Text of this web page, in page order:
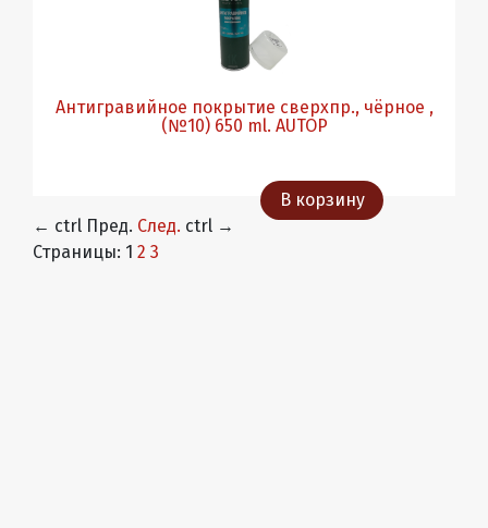
Антигравийное покрытие сверхпр., чёрное ,
(№10) 650 ml. АUTOP
В корзину
← ctrl Пред. След. ctrl →
Страницы: 1 2 3